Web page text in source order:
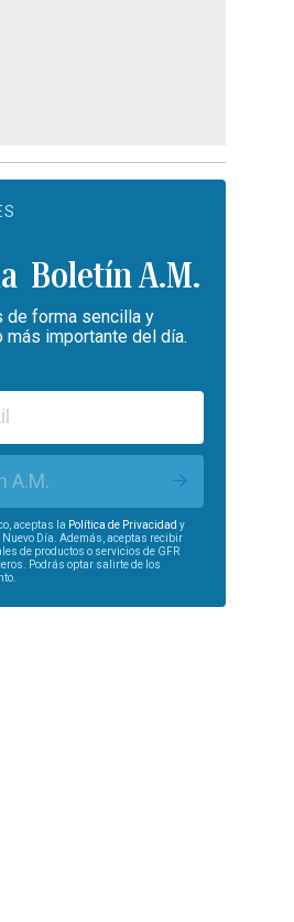
Boletín A.M.
de forma sencilla y
más importante del día.
A.M.
aceptas la Política de Privacidad y
Nuevo Día. Además, aceptas recibir
de productos o servicios de GFR
Podrás optar salirte de los